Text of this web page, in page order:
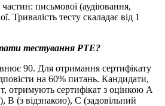
частин: письмової (аудіювання,
Тривалість тесту скаладає від 1
тестування PTE?
90. Для отримання сертифікату
на 60% питань. Кандидати,
отримують сертифікат з оцінкою А
В (з відзнакою), С (задовільний